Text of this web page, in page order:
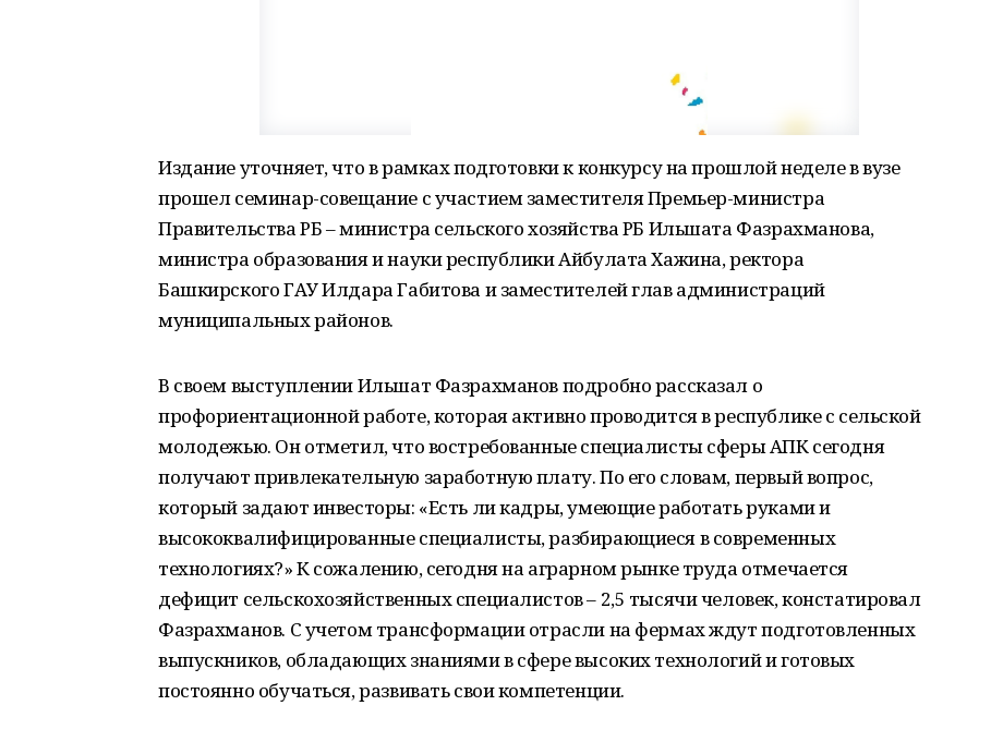
Издание уточняет, что в рамках подготовки к конкурсу на прошлой неделе в вузе
прошел семинар-совещание с участием заместителя Премьер-министра
Правительства РБ – министра сельского хозяйства РБ Ильшата Фазрахманова,
министра образования и науки республики Айбулата Хажина, ректора
Башкирского ГАУ Илдара Габитова и заместителей глав администраций
муниципальных районов.
В своем выступлении Ильшат Фазрахманов подробно рассказал о
профориентационной работе, которая активно проводится в республике с сельской
молодежью. Он отметил, что востребованные специалисты сферы АПК сегодня
получают привлекательную заработную плату. По его словам, первый вопрос,
который задают инвесторы: «Есть ли кадры, умеющие работать руками и
высококвалифицированные специалисты, разбирающиеся в современных
технологиях?» К сожалению, сегодня на аграрном рынке труда отмечается
дефицит сельскохозяйственных специалистов – 2,5 тысячи человек, констатировал
Фазрахманов. С учетом трансформации отрасли на фермах ждут подготовленных
выпускников, обладающих знаниями в сфере высоких технологий и готовых
постоянно обучаться, развивать свои компетенции.